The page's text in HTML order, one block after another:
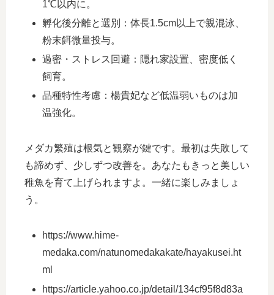
1℃以内に。
孵化後分離と選別：体長1.5cm以上で親混泳、
粉末餌微量投与。
過密・ストレス回避：隠れ家設置、密度低く
飼育。
品種特性考慮：楊貴妃など低温弱いものは加
温強化。
メダカ繁殖は根気と観察が鍵です。最初は失敗して
も諦めず、少しずつ改善を。あなたもきっと美しい
稚魚を育て上げられますよ。一緒に楽しみましょ
う。
https://www.hime-
medaka.com/natunomedakakate/hayakusei.ht
ml
https://article.yahoo.co.jp/detail/134cf95f8d83a